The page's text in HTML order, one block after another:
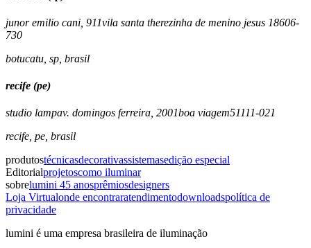
junor emilio cani, 911vila santa therezinha de menino jesus 18606-
730
botucatu sp brasil
recife (pe)
studio lampav. domingos ferreira, 2001boa viagem51111-021
recife, pe, brasil
produtostécnicasdecorativassistemasedição especial
Editorialprojetoscomo iluminar
sobrelumini 45 anosprêmiosdesigners
Loja Virtualonde encontraratendimentodownloadspolítica de
privacidade
lumini é uma empresa brasileira de iluminação